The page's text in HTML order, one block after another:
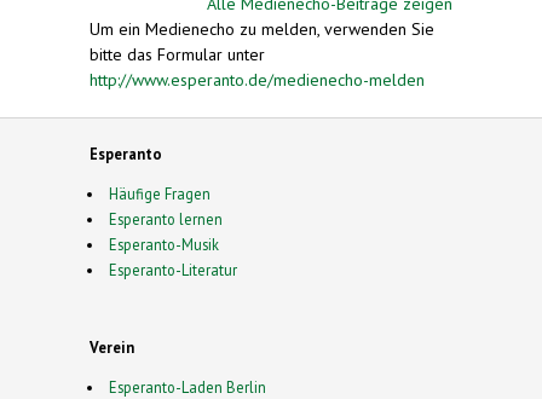
Um ein Medienecho zu melden, verwenden Sie
bitte das Formular unter
http://www.esperanto.de/medienecho-melden
Esperanto
Häufige Fragen
Esperanto lernen
Esperanto-Musik
Esperanto-Literatur
Verein
Esperanto-Laden Berlin